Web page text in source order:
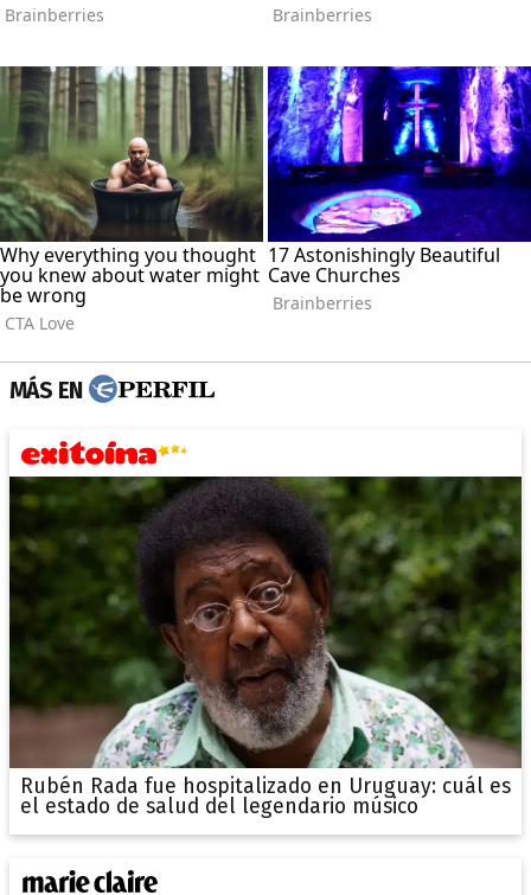
MÁS EN
Rubén Rada fue hospitalizado en Uruguay: cuál es
el estado de salud del legendario músico